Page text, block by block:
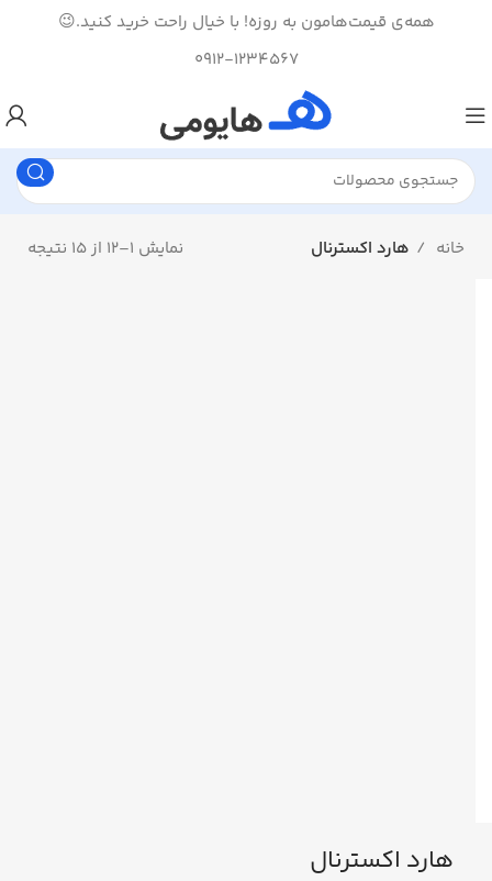
همه‌ی قیمت‌هامون به روزه! با خیال راحت خرید کنید.😉
0912-1234567
خانه هارد اکسترنال نمایش 1–12 از 15 نتیجه
هارد اکسترنال